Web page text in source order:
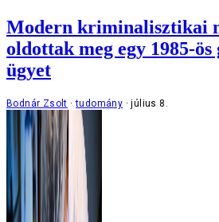
Modern kriminalisztikai
oldottak meg egy 1985-ös
ügyet
Bodnár Zsolt tudomány július 8.